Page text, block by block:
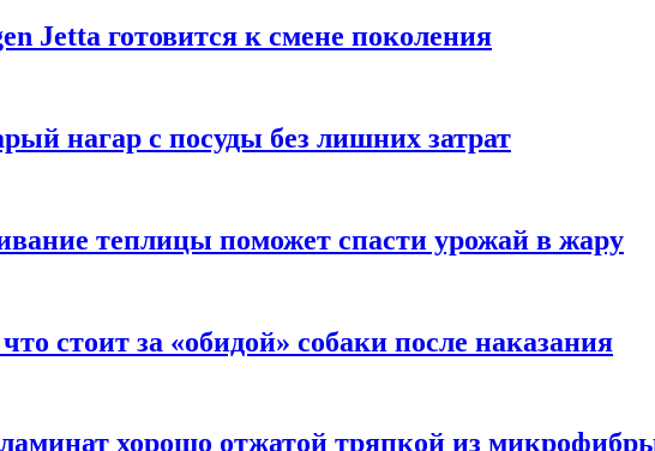
Jetta готовится к смене поколения
нагар с посуды без лишних затрат
теплицы поможет спасти урожай в жару
стоит за «обидой» собаки после наказания
хорошо отжатой тряпкой из